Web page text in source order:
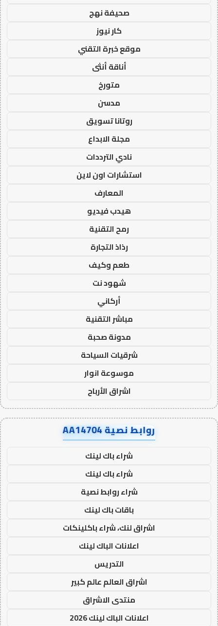
صحيفة نهج
كار نيوز
موقع خبرة التقني
أناقة أنثى
متورخ
مدسن
روتانا تسويق
مجلة الابداع
نادي الترددات
استشارات اون لاين
المعارف
هيدب فيديو
رمح التقنية
رذاذ التجارة
طعم وكيف
شهود نت
أركاني
مباشر التقنية
مدونة صحبة
شرقيات السياحة
موسوعة انوار
اشراق الأرباح
روابط نصية AA14704
شراء باك لينك
شراء باك لينك
شراء روابط نصية
باقات باك لينك
اشراق لنك، شراء باكلينكات
اعلانات الباك لينك
التدريس
اشراق العالم عالم كبير
منتدى الاشراق
اعلانات الباك لينك 2026